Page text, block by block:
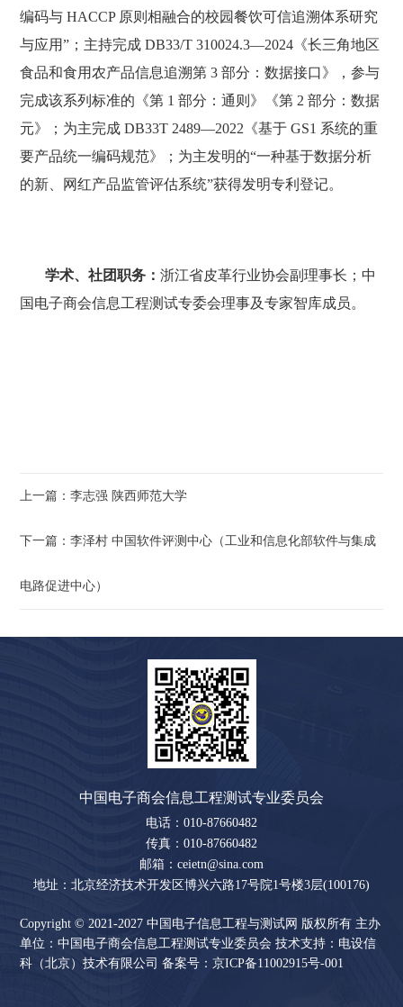
编码与 HACCP 原则相融合的校园餐饮可信追溯体系研究
与应用”；主持完成 DB33/T 310024.3—2024《长三角地区
食品和食用农产品信息追溯第 3 部分：数据接口》，参与
完成该系列标准的《第 1 部分：通则》《第 2 部分：数据
元》；为主完成 DB33T 2489—2022《基于 GS1 系统的重
要产品统一编码规范》；为主发明的“一种基于数据分析
的新、网红产品监管评估系统”获得发明专利登记。
学术、社团职务：浙江省皮革行业协会副理事长；中
国电子商会信息工程测试专委会理事及专家智库成员。
上一篇：李志强 陕西师范大学
下一篇：李泽村 中国软件评测中心（工业和信息化部软件与集成
电路促进中心）
中国电子商会信息工程测试专业委员会
电话：010-87660482
传真：010-87660482
邮箱：ceietn@sina.com
地址：北京经济技术开发区博兴六路17号院1号楼3层(100176)
Copyright © 2021-2027 中国电子信息工程与测试网 版权所有 主办
单位：中国电子商会信息工程测试专业委员会 技术支持：电设信
科（北京）技术有限公司 备案号：京ICP备11002915号-001